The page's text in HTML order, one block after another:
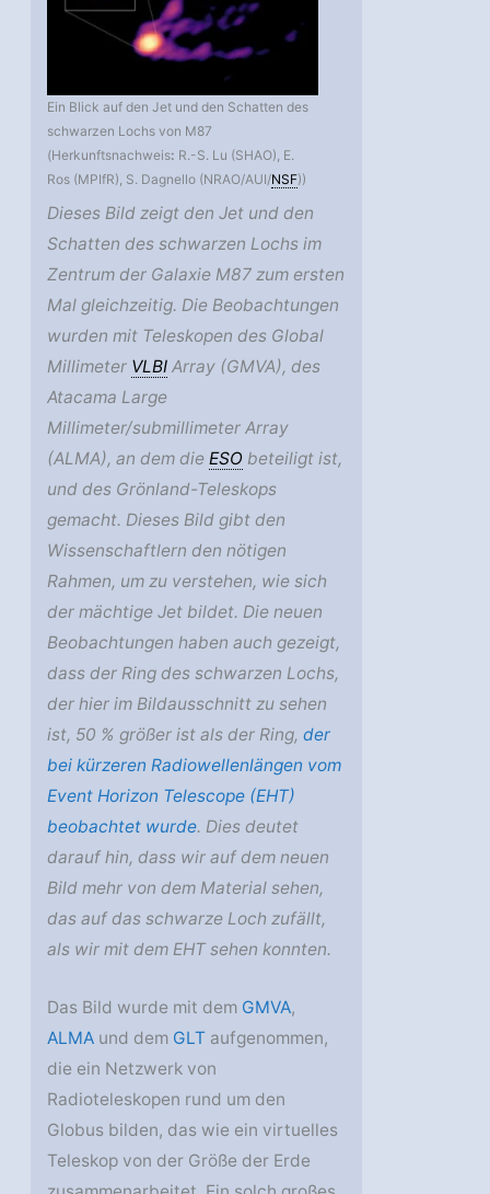
Ein Blick auf den Jet und den Schatten des
schwarzen Lochs von M87
(Herkunftsnachweis: R.-S. Lu (SHAO), E.
Ros (MPIfR), S. Dagnello (NRAO/AUI/NSF))
Dieses Bild zeigt den Jet und den
Schatten des schwarzen Lochs im
Zentrum der Galaxie M87 zum ersten
Mal gleichzeitig. Die Beobachtungen
wurden mit Teleskopen des Global
Millimeter VLBI Array (GMVA), des
Atacama Large
Millimeter/submillimeter Array
(ALMA), an dem dieESO beteiligt ist,
und des Grönland-Teleskops
gemacht. Dieses Bild gibt den
Wissenschaftlern den nötigen
Rahmen, um zu verstehen, wie sich
der mächtige Jet bildet. Die neuen
Beobachtungen haben auch gezeigt,
dass der Ring des schwarzen Lochs,
der hier im Bildausschnitt zu sehen
ist, 50 % größer ist als der Ring,der
bei kürzeren Radiowellenlängen vom
Event Horizon Telescope (EHT)
beobachtet wurde. Dies deutet
darauf hin, dass wir auf dem neuen
Bild mehr von dem Material sehen,
das auf das schwarze Loch zufällt,
als wir mit dem EHT sehen konnten.
Das Bild wurde mit dem GMVA,
ALMA und dem GLT aufgenommen,
die ein Netzwerk von
Radioteleskopen rund um den
Globus bilden, das wie ein virtuelles
Teleskop von der Größe der Erde